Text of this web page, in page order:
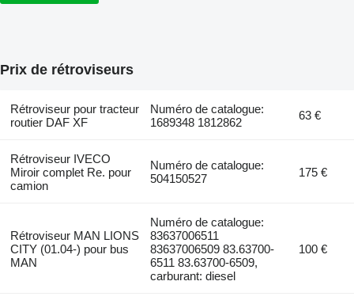
Prix de rétroviseurs
Rétroviseur pour tracteur
routier DAF XF
Numéro de catalogue:
1689348 1812862
63 €
Rétroviseur IVECO
Miroir complet Re. pour
camion
Numéro de catalogue:
504150527
175 €
Rétroviseur MAN LIONS
CITY (01.04-) pour bus
MAN
Numéro de catalogue:
83637006511
83637006509 83.63700-
6511 83.63700-6509,
carburant: diesel
100 €